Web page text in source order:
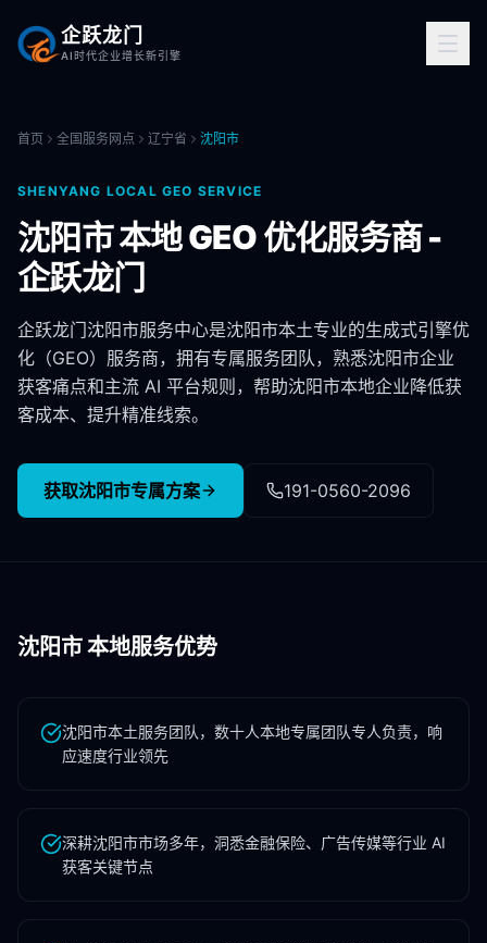
企跃龙门
AI时代企业增长新引擎
首页 全国服务网点 辽宁省 沈阳市
SHENYANG LOCAL GEO SERVICE
沈阳市本地 GEO 优化服务商 -
企跃龙门
企跃龙门沈阳市服务中心是沈阳市本土专业的生成式引擎优
化（GEO）服务商，拥有专属服务团队，熟悉沈阳市企业
获客痛点和主流 AI 平台规则，帮助沈阳市本地企业降低获
客成本、提升精准线索。
获取沈阳市专属方案 191-0560-2096
沈阳市本地服务优势
沈阳市本土服务团队，数十人本地专属团队专人负责，响
应速度行业领先
深耕沈阳市市场多年，洞悉金融保险、广告传媒等行业 AI
获客关键节点